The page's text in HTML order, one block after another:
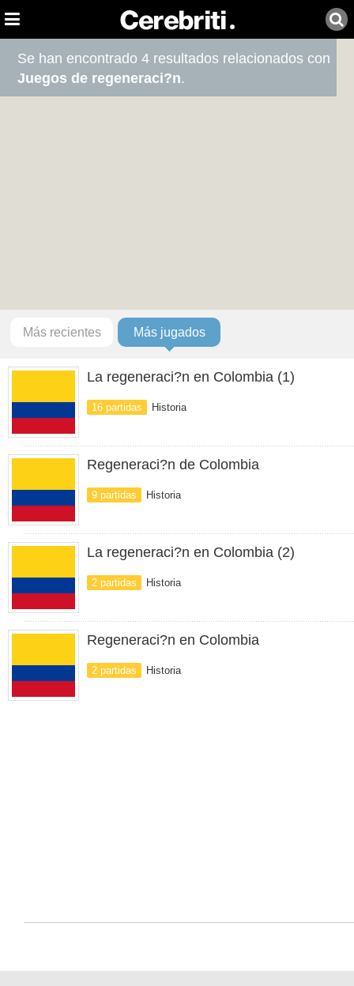
Se han encontrado 4 resultados relacionados con
Juegos de regeneraci?n.
Más recientes Más jugados
La regeneraci?n en Colombia (1)
16 partidas Historia
Regeneraci?n de Colombia
9 partidas Historia
La regeneraci?n en Colombia (2)
2 partidas Historia
Regeneraci?n en Colombia
2 partidas Historia